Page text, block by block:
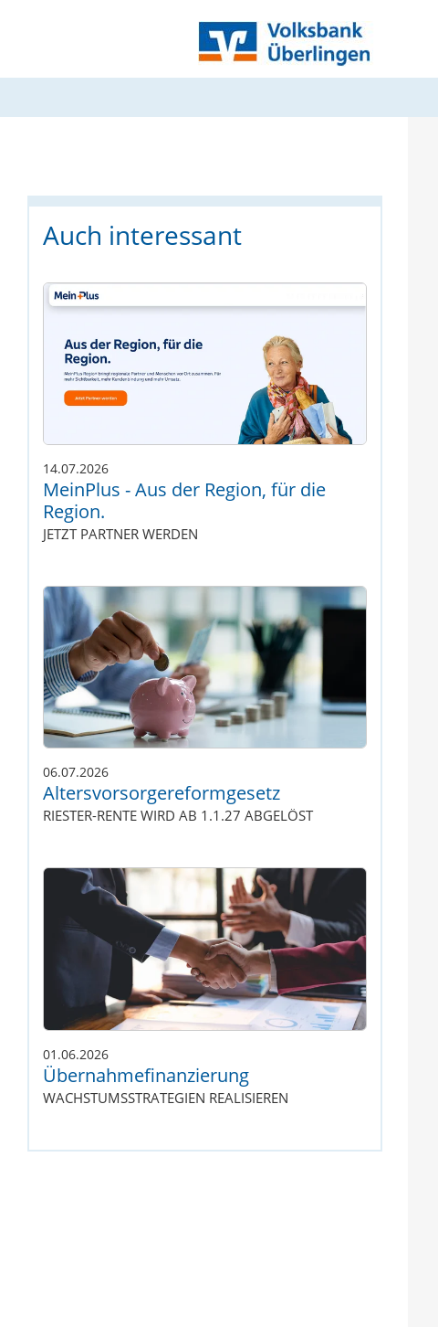
Auch interessant
14.07.2026
MeinPlus - Aus der Region, für die
Region.
JETZT PARTNER WERDEN
06.07.2026
Altersvorsorgereformgesetz
RIESTER-RENTE WIRD AB 1.1.27 ABGELÖST
01.06.2026
Übernahmefinanzierung
WACHSTUMSSTRATEGIEN REALISIEREN